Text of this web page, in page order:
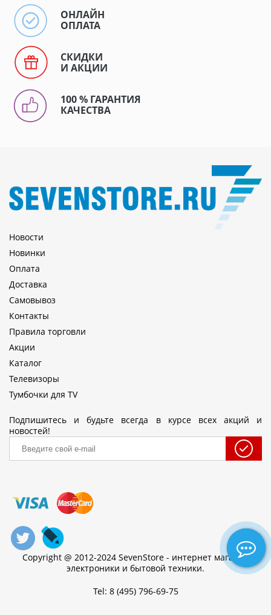
ОНЛАЙН
ОПЛАТА
СКИДКИ
И АКЦИИ
100 % ГАРАНТИЯ
КАЧЕСТВА
Новости
Новинки
Оплата
Доставка
Самовывоз
Контакты
Правила торговли
Акции
Каталог
Телевизоры
Тумбочки для TV
Подпишитесь и будьте всегда в курсе всех акций и
новостей!
Copyright @ 2012-2024 SevenStore - интернет магазин
электроники и бытовой техники.
Tel: 8 (495) 796-69-75